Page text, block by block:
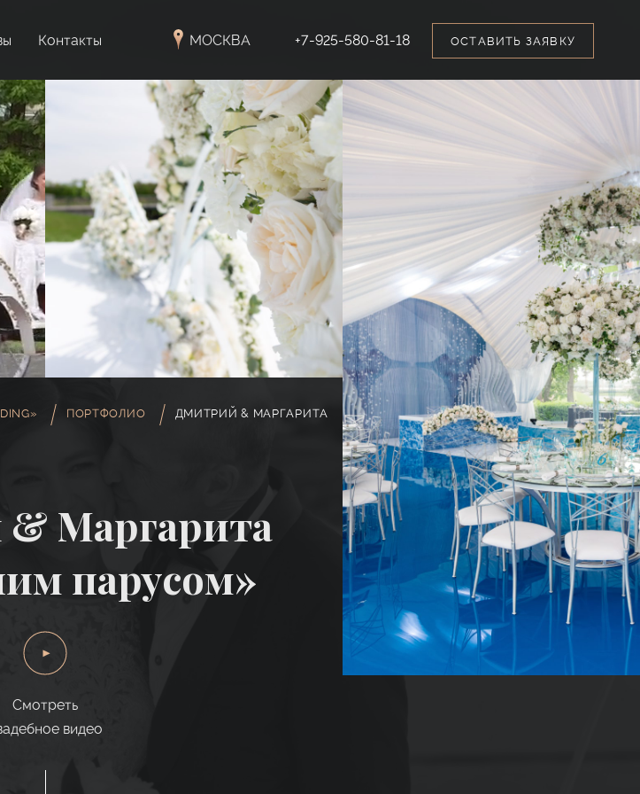
Контакты МОСКВА +7-925-580-81-18 ОСТАВИТЬ ЗАЯВКУ
ПОРТФОЛИО ДМИТРИЙ & МАРГАРИТА
Маргарита
парусом»
Смотреть
видео